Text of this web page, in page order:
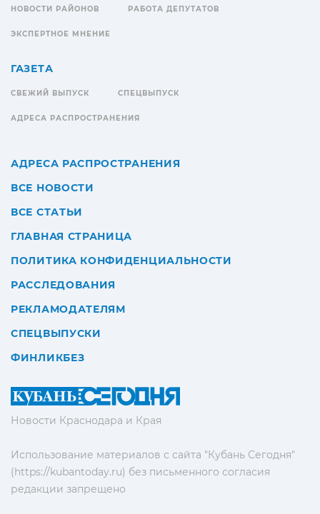
Новости Краснодара и Края
Использование материалов с сайта "Кубань Сегодня"
(https://kubantoday.ru) без письменного согласия
редакции запрещено
НОВОСТИ РАЙОНОВ РАБОТА ДЕПУТАТОВ
ЭКСПЕРТНОЕ МНЕНИЕ
ГАЗЕТА
СВЕЖИЙ ВЫПУСК СПЕЦВЫПУСК
АДРЕСА РАСПРОСТРАНЕНИЯ
АДРЕСА РАСПРОСТРАНЕНИЯ
ВСЕ НОВОСТИ
ВСЕ СТАТЬИ
ГЛАВНАЯ СТРАНИЦА
ПОЛИТИКА КОНФИДЕНЦИАЛЬНОСТИ
РАССЛЕДОВАНИЯ
РЕКЛАМОДАТЕЛЯМ
СПЕЦВЫПУСКИ
ФИНЛИКБЕЗ